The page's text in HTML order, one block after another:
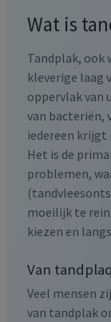
Wat is
Tandplak, ook
kleverige laag
oppervlak van
van bacteriën,
iedereen
Het is de
problemen,
moeilijk te
kiezen en
Van
Veel mensen
van tandplak